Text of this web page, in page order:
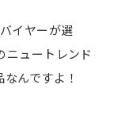
イヤーが選
ニュートレンド
んですよ！